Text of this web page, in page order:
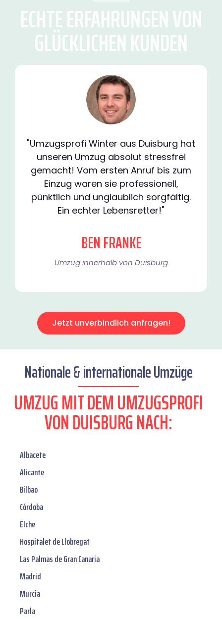
ECHTE ERFAHRUNGEN VON
GLÜCKLICHEN KUNDEN
"Umzugsprofi Winter aus Duisburg hat
unseren Umzug absolut stressfrei
gemacht! Vom ersten Anruf bis zum
Einzug waren sie professionell,
pünktlich und unglaublich sorgfältig.
Ein echter Lebensretter!"
BEN FRANKE
Umzug innerhalb von Duisburg​
Jetzt unverbindlich anfragen!
Nationale & internationale Umzüge
UMZUG MIT DEM UMZUGSPROFI
VON DUISBURG NACH:
Albacete
Alicante
Bilbao
Córdoba
Elche
Hospitalet de Llobregat
Las Palmas de Gran Canaria
Madrid
Murcia
Parla